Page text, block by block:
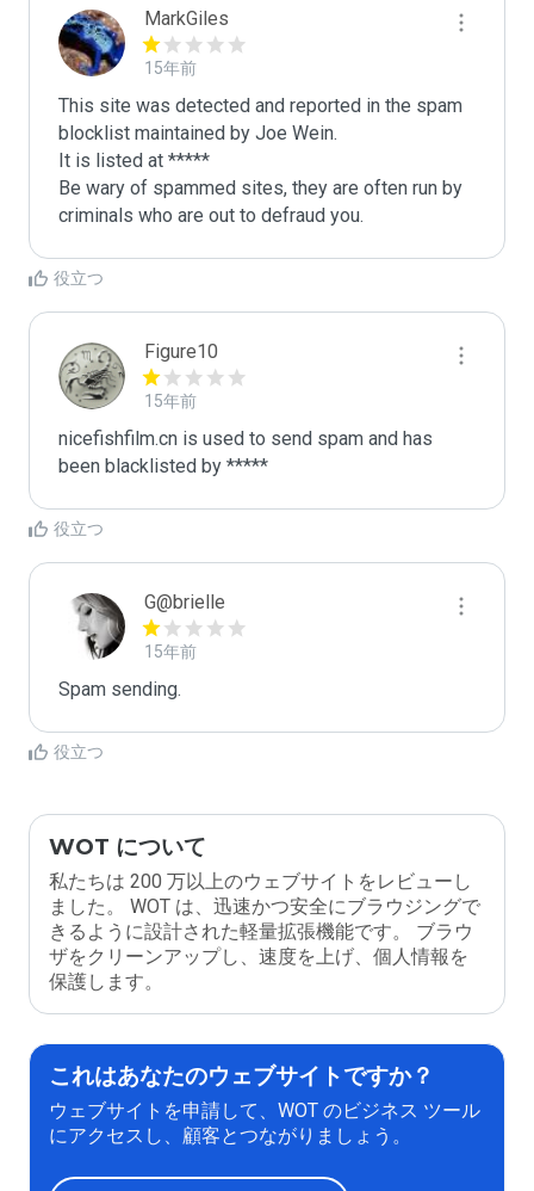
MarkGiles
15年前
This site was detected and reported in the spam
blocklist maintained by Joe Wein.
It is listed at *****
Be wary of spammed sites, they are often run by
criminals who are out to defraud you.
役立つ
Figure10
15年前
nicefishfilm.cn is used to send spam and has
been blacklisted by *****
役立つ
G@brielle
15年前
Spam sending.
役立つ
WOT について
私たちは 200 万以上のウェブサイトをレビューし
ました。 WOT は、迅速かつ安全にブラウジングで
きるように設計された軽量拡張機能です。 ブラウ
ザをクリーンアップし、速度を上げ、個人情報を
保護します。
これはあなたのウェブサイトですか？
ウェブサイトを申請して、WOT のビジネス ツール
にアクセスし、顧客とつながりましょう。